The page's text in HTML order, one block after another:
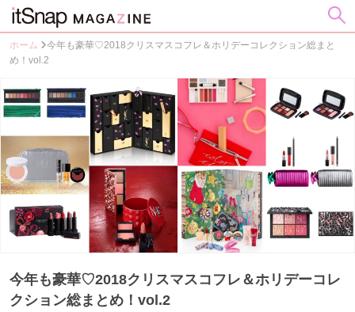
ホーム
今年も豪華♡2018クリスマスコフレ＆ホリデーコレクション総まと
め！vol.2
今年も豪華♡2018クリスマスコフレ＆ホリデーコレ
クション総まとめ！vol.2